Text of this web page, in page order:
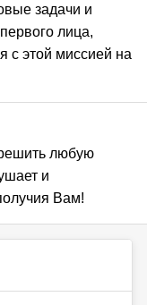
задачи и
лица,
с этой миссией на
любую
и
Вам!